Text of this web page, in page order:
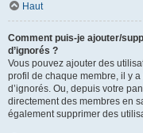
Haut
Comment puis-je ajouter/
d’ignorés ?
Vous pouvez ajouter des
profil de chaque membre, il y a
d’ignorés. Ou, depuis votre
directement des membres en
également supprimer des